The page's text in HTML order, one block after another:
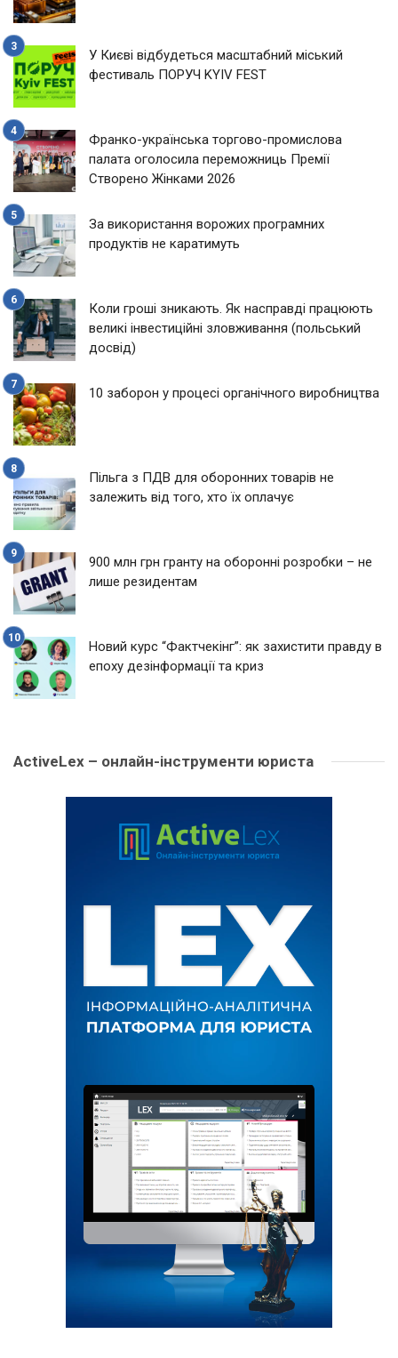
У Києві відбудеться масштабний міський
фестиваль ПОРУЧ KYIV FEST
Франко-українська торгово-промислова
палата оголосила переможниць Премії
Створено Жінками 2026
За використання ворожих програмних
продуктів не каратимуть
Коли гроші зникають. Як насправді працюють
великі інвестиційні зловживання (польський
досвід)
10 заборон у процесі органічного виробництва
Пільга з ПДВ для оборонних товарів не
залежить від того, хто їх оплачує
900 млн грн гранту на оборонні розробки – не
лише резидентам
Новий курс “Фактчекінг”: як захистити правду в
епоху дезінформації та криз
ActiveLex – онлайн-інструменти юриста